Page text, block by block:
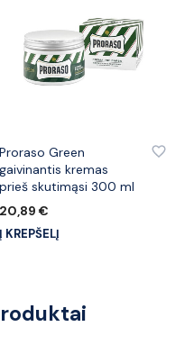
Proraso Green
gaivinantis kremas
prieš skutimąsi 300 ml
20,89 €
Į KREPŠELĮ